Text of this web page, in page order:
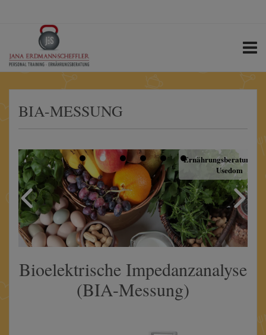
Suchen
nach:
BIA-MESSUNG
Ernährungsberatung
Usedom
Bioelektrische Impedanzanalyse
(BIA-Messung)